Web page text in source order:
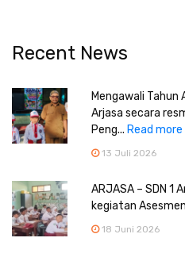
Recent News
Mengawali Tahun
Arjasa secara
Peng... Read more
13 Juli 2026
ARJASA – SDN 1
kegiatan
18 Juni 2026